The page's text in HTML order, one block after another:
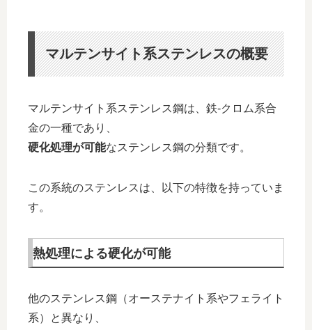
マルテンサイト系ステンレスの概要
マルテンサイト系ステンレス鋼は、鉄-クロム系合
金の一種であり、
硬化処理が可能なステンレス鋼の分類です。
この系統のステンレスは、以下の特徴を持っていま
す。
熱処理による硬化が可能
他のステンレス鋼（オーステナイト系やフェライト
系）と異なり、